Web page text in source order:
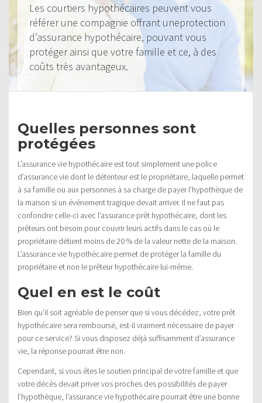
Les courtiers hypothécaires peuvent vous
référer une compagnie offrant uneprotection
d’assurance hypothécaire, pouvant vous
protéger ainsi que votre famille et ce, à des
coûts très avantageux.
Quelles personnes sont
protégées
L’assurance vie hypothécaire est tout simplement une police
d’assurance vie dont le détenteur est le propriétaire, laquelle permet
à sa famille ou aux personnes à sa charge de payer l’hypothèque de
la maison si un événement tragique devait arriver. Il ne faut pas
confondre celle-ci avec l’assurance prêt hypothécaire, dont les
prêteurs ont besoin pour couvrir leurs actifs dans le cas où le
propriétaire détient moins de 20 % de la valeur nette de la maison.
L’assurance vie hypothécaire permet de protéger la famille du
propriétaire et non le prêteur hypothécaire lui-même.
Quel en est le coût
Bien qu’il soit agréable de penser que si vous décédez, votre prêt
hypothécaire sera remboursé, est-il vraiment nécessaire de payer
pour ce service? Si vous disposez déjà suffisamment d’assurance
vie, la réponse pourrait être non.
Cependant, si vous êtes le soutien principal de votre famille et que
votre décès devait priver vos proches des possibilités de payer
l’hypothèque, l’assurance vie hypothécaire pourrait être une bonne